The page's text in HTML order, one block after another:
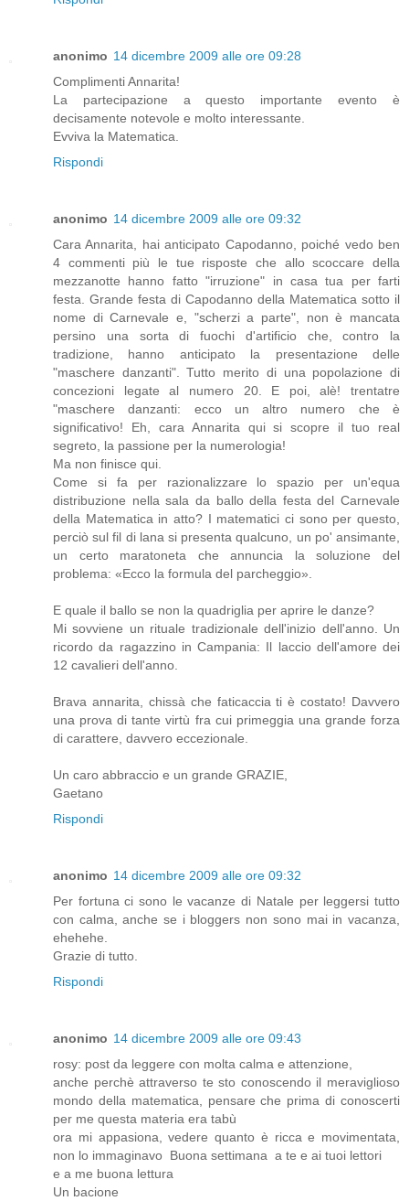
anonimo 14 dicembre 2009 alle ore 09:28
Complimenti Annarita!
La partecipazione a questo importante evento è
decisamente notevole e molto interessante.
Evviva la Matematica.
Rispondi
anonimo 14 dicembre 2009 alle ore 09:32
Cara Annarita, hai anticipato Capodanno, poiché vedo ben
4 commenti più le tue risposte che allo scoccare della
mezzanotte hanno fatto "irruzione" in casa tua per farti
festa. Grande festa di Capodanno della Matematica sotto il
nome di Carnevale e, "scherzi a parte", non è mancata
persino una sorta di fuochi d'artificio che, contro la
tradizione, hanno anticipato la presentazione delle
"maschere danzanti". Tutto merito di una popolazione di
concezioni legate al numero 20. E poi, alè! trentatre
"maschere danzanti: ecco un altro numero che è
significativo! Eh, cara Annarita qui si scopre il tuo real
segreto, la passione per la numerologia!
Ma non finisce qui.
Come si fa per razionalizzare lo spazio per un'equa
distribuzione nella sala da ballo della festa del Carnevale
della Matematica in atto? I matematici ci sono per questo,
perciò sul fil di lana si presenta qualcuno, un po' ansimante,
un certo maratoneta che annuncia la soluzione del
problema: «Ecco la formula del parcheggio».
E quale il ballo se non la quadriglia per aprire le danze?
Mi sovviene un rituale tradizionale dell'inizio dell'anno. Un
ricordo da ragazzino in Campania: Il laccio dell'amore dei
12 cavalieri dell'anno.
Brava annarita, chissà che faticaccia ti è costato! Davvero
una prova di tante virtù fra cui primeggia una grande forza
di carattere, davvero eccezionale.
Un caro abbraccio e un grande GRAZIE,
Gaetano
Rispondi
anonimo 14 dicembre 2009 alle ore 09:32
Per fortuna ci sono le vacanze di Natale per leggersi tutto
con calma, anche se i bloggers non sono mai in vacanza,
ehehehe.
Grazie di tutto.
Rispondi
anonimo 14 dicembre 2009 alle ore 09:43
rosy: post da leggere con molta calma e attenzione,
anche perchè attraverso te sto conoscendo il meraviglioso
mondo della matematica, pensare che prima di conoscerti
per me questa materia era tabù
ora mi appasiona, vedere quanto è ricca e movimentata,
non lo immaginavo Buona settimana a te e ai tuoi lettori
e a me buona lettura
Un bacione